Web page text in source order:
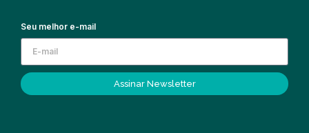
Seu melhor e-mail
Assinar Newsletter